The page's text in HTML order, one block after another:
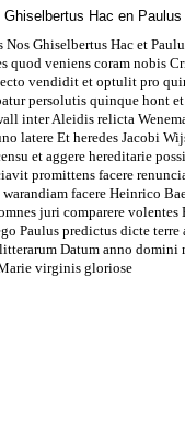
Ghiselbertus Hac en
Nos Ghiselbertus Hac et
quod veniens coram nobis
vendidit et optulit pro
persolutis quinque hont
inter Aleidis relicta
latere Et heredes Jacobi
et aggere hereditarie
promittens facere
facere Heinrico
juri comparere
Paulus predictus dicte
Datum anno
virginis gloriose